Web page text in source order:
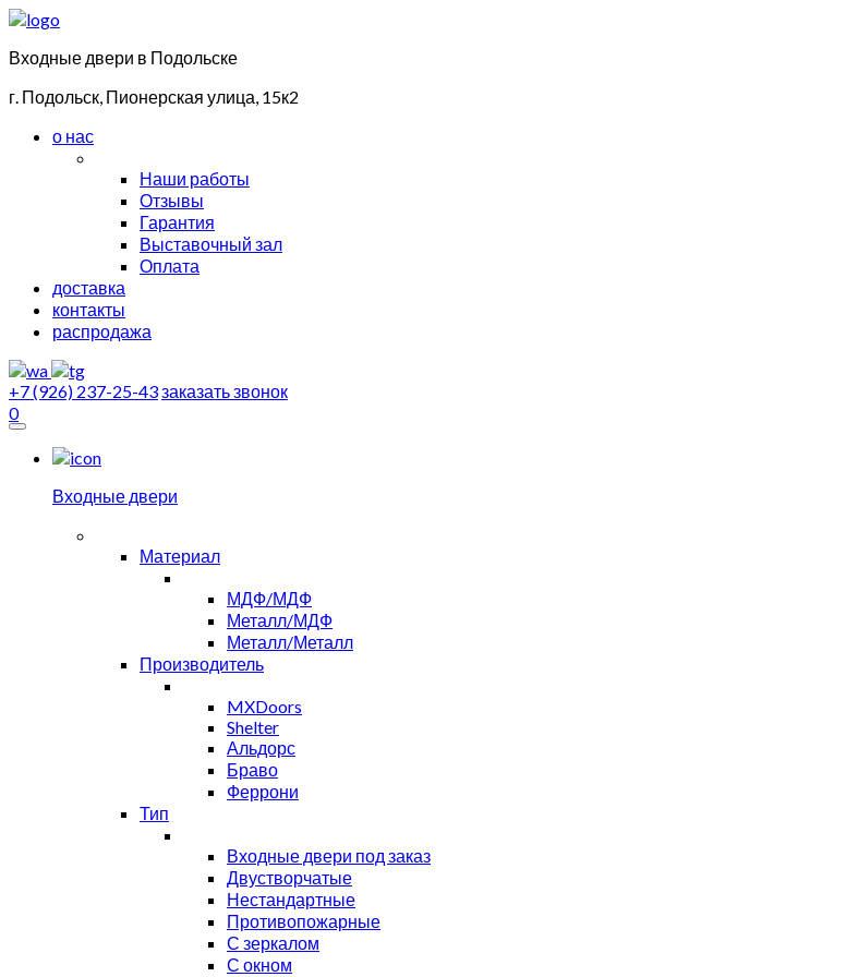
Входные двери в Подольске
г. Подольск, Пионерская улица, 15к2
о нас
Наши работы
Отзывы
Гарантия
Выставочный зал
Оплата
доставка
контакты
распродажа
+7 (926) 237-25-43заказать звонок
0
Входные двери
Материал
МДФ/МДФ
Металл/МДФ
Металл/Металл
Производитель
MXDoors
Shelter
Альдорс
Браво
Феррони
Тип
Входные двери под заказ
Двустворчатые
Нестандартные
Противопожарные
С зеркалом
С окном